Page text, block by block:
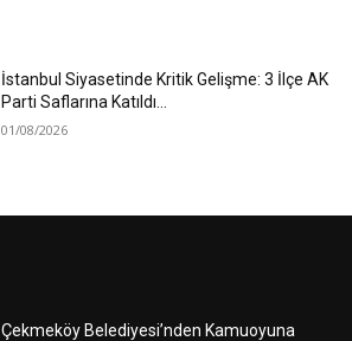
İstanbul Siyasetinde Kritik Gelişme: 3 İlçe AK
Parti Saflarına Katıldı…
01/08/2026
Çekmeköy Belediyesi’nden Kamuoyuna